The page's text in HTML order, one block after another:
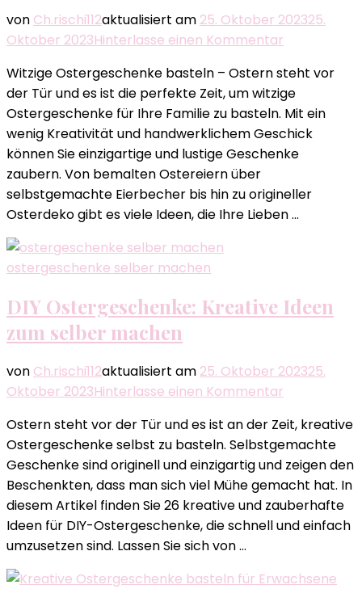
von Ch.rischi112aktualisiert am 25. Oktober 202325.
Oktober 2023Hinterlasse einen Kommentar
basteln,
für
Ihre
Lieben
Hause.
Witzige Ostergeschenke basteln – Ostern steht vor
der Tür und es ist die perfekte Zeit, um witzige
Ostergeschenke für Ihre Familie zu basteln. Mit ein
wenig Kreativität und handwerklichem Geschick
können Sie einzigartige und lustige Geschenke
zaubern. Von bemalten Ostereiern über
selbstgemachte Eierbecher bis hin zu origineller
Osterdeko gibt es viele Ideen, die Ihre Lieben …
ostergeschenke selber machen
DIY Ostergeschenke: Kreative Ideen
zum selber machen
von Ch.rischi112aktualisiert am 25. Oktober 202325.
Oktober 2023Hinterlasse einen Kommentar
Kreative
Ideen
zum
selber
machen
Ostern steht vor der Tür und es ist an der Zeit, kreative
Ostergeschenke selbst zu basteln. Selbstgemachte
Geschenke sind originell und einzigartig und zeigen den
Beschenkten, dass man sich viel Mühe gemacht hat. In
diesem Artikel finden Sie 26 kreative und zauberhafte
Ideen für DIY-Ostergeschenke, die schnell und einfach
umzusetzen sind. Lassen Sie sich von …